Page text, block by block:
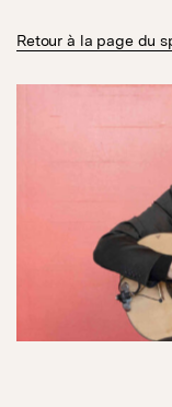
Retour à la page du